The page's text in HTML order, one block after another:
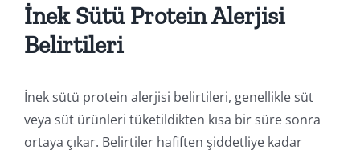
İnek Sütü Protein Alerjisi
Belirtileri
İnek sütü protein alerjisi belirtileri, genellikle süt
veya süt ürünleri tüketildikten kısa bir süre sonra
ortaya çıkar. Belirtiler hafiften şiddetliye kadar